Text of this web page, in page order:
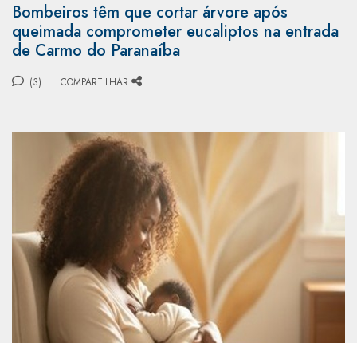
Bombeiros têm que cortar árvore após
queimada comprometer eucaliptos na entrada
de Carmo do Paranaíba
(3) COMPARTILHAR